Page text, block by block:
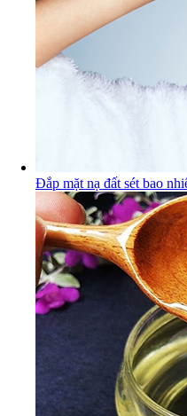
Đắp mặt nạ đất sét bao